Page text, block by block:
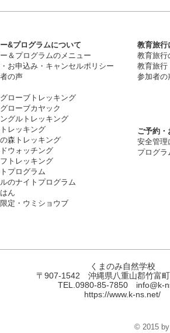
&プログラムについて
＆プログラムのメニュー
お申込み・キャンセルポリシー
の声
ローブトレッキング
ローブカヤック
グルトレッキング
レッキング
森トレッキング
ウォッチング
トレッキング
プログラム
のナイトプログラム
ん
定・ウミショウブ
教育旅行
教育旅行
教育旅行
参加者の
ご予約・
安全管理
プログ
くまのみ自然学校
〒907-1542 沖縄県八重山郡竹富
TEL.0980-85-7850 info@k-
https://www.k-ns.net/
© 2015 by